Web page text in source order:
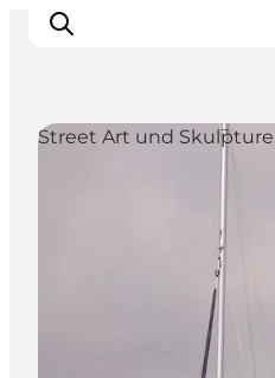
Reiseplanung
Street Art und